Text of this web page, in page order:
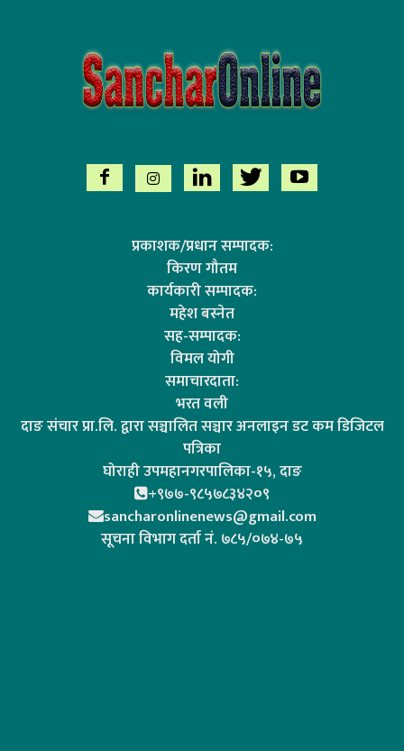
प्रकाशक/प्रधान सम्पादक:
किरण गौतम
कार्यकारी सम्पादक:
महेश बस्नेत
सह-सम्पादक:
विमल योगी
समाचारदाता:
भरत वली
दाङ संचार प्रा.लि. द्वारा सञ्चालित सञ्चार अनलाइन डट कम डिजिटल
पत्रिका
घोराही उपमहानगरपालिका-१५, दाङ
+९७७-९८५७८३४२०९
sancharonlinenews@gmail.com
सूचना विभाग दर्ता न‌ं. ७८५/०७४-७५